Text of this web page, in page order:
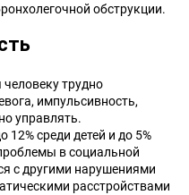
обструкции.
трудно
импульсивность,
управлять.
12% среди детей и до 5%
в социальной
с другими нарушениями
расстройствами